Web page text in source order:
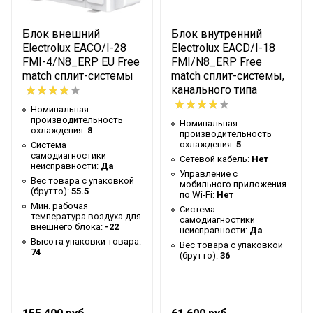
неисправности
Вес товара с упаковкой
(брутто)
81
Мин. рабочая
температура воздуха для
внешнего блока
-20
Таймер на отключение
Да
Коэффициент
энергоэффективности
EER/COP
3,5/3,95
Высота упаковки товара
75.4
Таймер на включение
Гарантийный документ
Гарантийный талон
Блок внешний
Electrolux EACO/I-28
FMI-4/N8_ERP EU Free
match сплит-системы
Номинальная
производительность
охлаждения: 8
Система
самодиагностики
неисправности: Да
Вес товара с упаковкой
(брутто): 55.5
Мин. рабочая
температура воздуха для
внешнего блока: -22
Высота упаковки товара:
74
Блок внутренний
Electrolux EACD/I-18
FMI/N8_ERP Free
match сплит-системы,
канального типа
Номинальная
производительность
охлаждения: 5
Сетевой кабель: Нет
Управление c
мобильного приложения
по Wi-Fi: Нет
Система
самодиагностики
неисправности: Да
Вес товара с упаковкой
(брутто): 36